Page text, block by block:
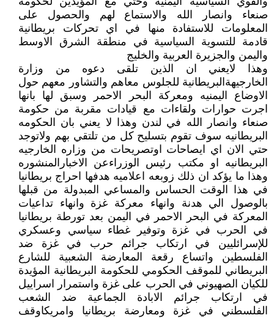
صنعاء وانصار الله والاستماع لهم والحصول على
المعلومات للاستفادة منها في اي تحركات بريطانية
قادمة للتسوية السياسية في منطقة الشرق الاوسط
واليمن والجزيرة العربية والخليج
وهذا لايعني ان الذين تلقى دعوه من وزارة
الخارجيهةالبريطانية للجلوس معاهم والتشاور معهم حول
الاوضاع اليمنيه ومعركة البحر الاحمر وسبق لها بانها
اجرت حوارات ولقاءات مع قيادات مقربة من حكومة
صنعاء وانصار الله في لندن وهذا لا يعني بان الحكومه
البريطانيه سوف تقوم بتسليح كل من تلتقي بهم ولاتوجد
حتي الان اي ايصاحات اوتصريحات من وزاره الخارجيه
البريطانيه او مكتب رئيس الوزراءعن الاخبارالمنشوره
وهذا ما يؤكد ان ذلك زوبعه اعلاميه هدفها احراج بريطانيا
في هذا الوقت الحساس والمساعي المبدولة من قبلها
بالوصول الي هدنة وانهاء معركة غزة وانهاء تداعيات
المعركة في البحر الاحمر في اليمن بعد تورطة بريطانيا
في الحرب في غزة وتوفير غطاء سياسي وعسكري
للإسرائليين في ارتكاب جرائم حرب في غزة ضد
الفلسطين واتساع رقعة المعارضة الشعبية للشارع
البريطاني للموقف الحكومي للحكومة البريطانية المؤيدة
للكيان الصهيوني في الحرب على غزة واستمرار اسراييل
في ارتكاب جرائم الابادة الجماعية ضد الشعب
الفلسطني في غزة ومعارضة بريطانيا وامريكاوقف